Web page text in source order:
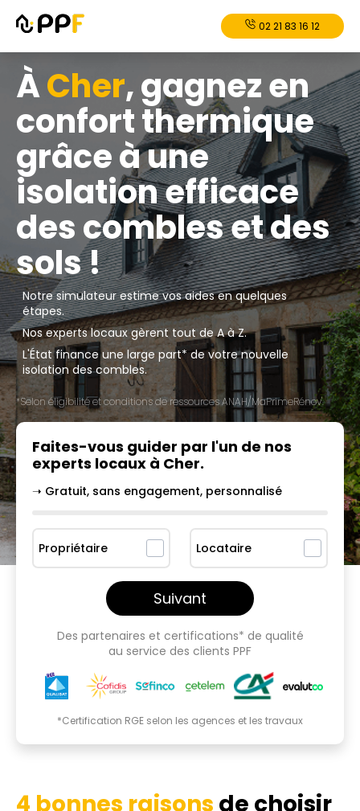
02 21 83 16 12
ÀCher, gagnez en
confort thermique
grâce à une
isolation efficace
des combles et des
sols !
Notre simulateur estime vos aides en quelques
étapes.
Nos experts locaux gèrent tout de A à Z.
L'État finance une large part* de votre nouvelle
isolation des combles.
*Selon éligibilité et conditions de ressources ANAH/MaPrimeRénov'.
Faites-vous guider par l'un de nos
experts locaux à Cher.
➝ Gratuit, sans engagement, personnalisé
Propriétaire Locataire
Suivant
Des partenaires et certifications* de qualité
au service des clients PPF
*Certification RGE selon les agences et les travaux
4 bonnes raisons de choisir